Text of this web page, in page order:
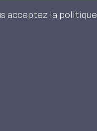
acceptez la politique